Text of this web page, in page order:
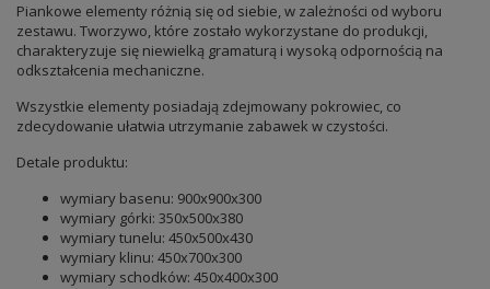
Piankowe elementy różnią się od siebie, w zależności od wyboru
zestawu. Tworzywo, które zostało wykorzystane do produkcji,
charakteryzuje się niewielką gramaturą i wysoką odpornością na
odkształcenia mechaniczne.
Wszystkie elementy posiadają zdejmowany pokrowiec, co
zdecydowanie ułatwia utrzymanie zabawek w czystości.
Detale produktu:
wymiary basenu: 900x900x300
wymiary górki: 350x500x380
wymiary tunelu: 450x500x430
wymiary klinu: 450x700x300
wymiary schodków: 450x400x300